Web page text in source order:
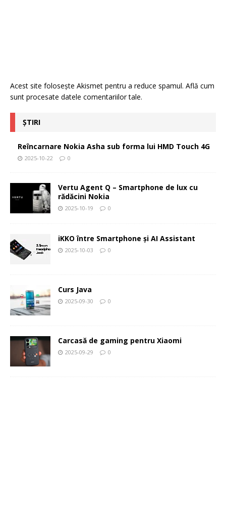
Acest site folosește Akismet pentru a reduce spamul. Află cum
sunt procesate datele comentariilor tale.
ȘTIRI
Reîncarnare Nokia Asha sub forma lui HMD Touch 4G
2025-10-22 0
Vertu Agent Q – Smartphone de lux cu
rădăcini Nokia
2025-10-19 0
iKKO între Smartphone și AI Assistant
2025-10-03 0
Curs Java
2025-09-30 0
Carcasă de gaming pentru Xiaomi
2025-09-29 0